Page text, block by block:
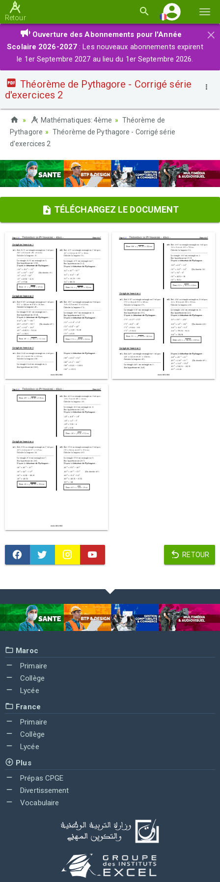
la
Retour
×
Ouverture des Abonnements pour l'Année
Scolaire 2026-2027 : Les nouveaux abonnements expirent
le 1er Septembre 2027 au lieu du 1er Septembre 2026.
Théorème de Pythagore - Corrigé série
d'exercices 2
Mathématiques: 4ème
Théorème de
Pythagore
Théorème de Pythagore - Corrigé série
d'exercices 2
TÉLÉCHARGEZ LE DOCUMENT
RETOUR
Maroc
Primaire
Collège
Lycée
France
Primaire
Collège
Lycée
Plus
Prépas CPGE
Divertissement
Vocabulaire